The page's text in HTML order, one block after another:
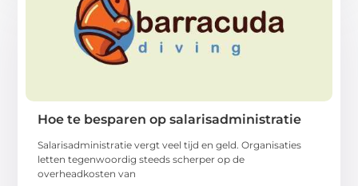
Hoe te besparen op salarisadministratie
Salarisadministratie vergt veel tijd en geld. Organisaties
letten tegenwoordig steeds scherper op de
overheadkosten van